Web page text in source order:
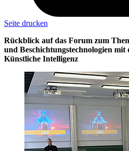
Seite drucken
Rückblick auf das Forum zum
und Beschichtungstechnologien
Künstliche Intelligenz